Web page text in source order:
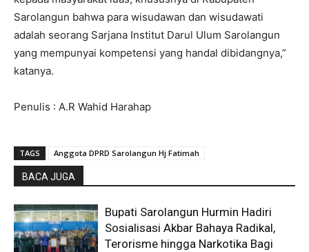
Sarolangun bahwa para wisudawan dan wisudawati
adalah seorang Sarjana Institut Darul Ulum Sarolangun
yang mempunyai kompetensi yang handal dibidangnya,”
katanya.
Penulis : A.R Wahid Harahap
TAGS Anggota DPRD Sarolangun Hj Fatimah
BACA JUGA
Bupati Sarolangun Hurmin Hadiri
Sosialisasi Akbar Bahaya Radikal,
Terorisme hingga Narkotika Bagi